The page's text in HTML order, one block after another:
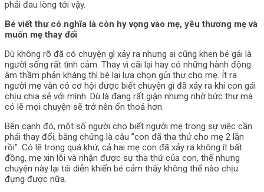
phải đau lòng tới vậy.
Bé viết thư có nghĩa là còn hy vọng vào mẹ, yêu thương mẹ và
muốn mẹ thay đổi
Dù không rõ đã có chuyện gì xảy ra nhưng ai cũng khen bé gái là
người sống rất tình cảm. Thay vì cãi lại hay có những hành động
âm thầm phản kháng thì bé lại lựa chọn gửi thư cho mẹ. Ít ra
người mẹ vẫn có cơ hội được biết chuyện gì đã xảy ra khi con gái
chịu chia sẻ với mình. Dù là đang rất giận nhưng nhờ bức thư mà
có lẽ mọi chuyện sẽ trở nên ổn thoả hơn.
Bên cạnh đó, một số người cho biết người mẹ trong sự việc cần
phải thay đổi, bằng chứng là câu ”con đã tha thứ cho mẹ 2 lần
rồi”. Có lẽ trong quá khứ, cả hai mẹ con đã xảy ra không ít bất
đồng, mẹ xin lỗi và nhận được sự tha thứ của con, thế nhưng
chuyện này lại tái diễn khiến bé cảm thấy không thể nào chịu
đựng được nữa.